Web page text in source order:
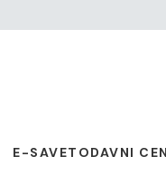
E-SAVETODAVNI